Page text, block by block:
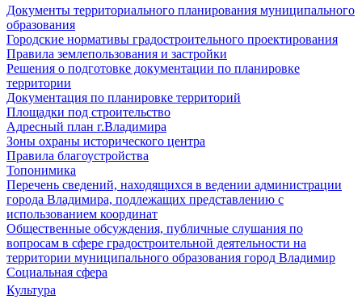
Документы территориального планирования муниципального
образования
Городские нормативы градостроительного проектирования
Правила землепользования и застройки
Решения о подготовке документации по планировке
территории
Документация по планировке территорий
Площадки под строительство
Адресный план г.Владимира
Зоны охраны исторического центра
Правила благоустройства
Топонимика
Перечень сведений, находящихся в ведении администрации
города Владимира, подлежащих представлению с
использованием координат
Общественные обсуждения, публичные слушания по
вопросам в сфере градостроительной деятельности на
территории муниципального образования город Владимир
Социальная сфера
Культура